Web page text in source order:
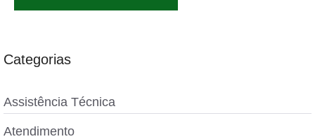
Categorias
Assistência Técnica
Atendimento